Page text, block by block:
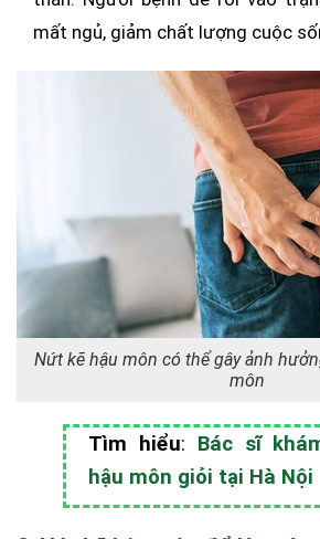
mất ngủ, giảm chất lượng cuộc
Nứt kẽ hậu môn có thể gây ảnh
môn
Tìm hiểu: Bác sĩ
hậu môn giỏi tại Hà Nội